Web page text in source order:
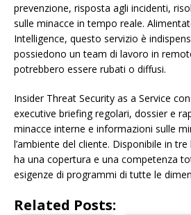
prevenzione, risposta agli incidenti,
sulle minacce in tempo reale.
Intelligence, questo servizio è
possiedono un team di lavoro in
potrebbero essere rubati o diffusi.
Insider Threat Security as a Service
executive briefing regolari, dossier e
minacce interne e informazioni sulle
l’ambiente del cliente. Disponibile in
ha una copertura e una competenza
esigenze di programmi di tutte le
Related Posts: